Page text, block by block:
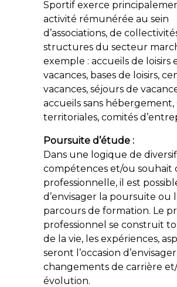
Sportif exerce
activité rémunérée au sein
d’associations, de
structures du secteur
exemple : accueils de loisirs
vacances, bases de loisirs,
vacances, séjours de
accueils sans
territoriales, comités
Poursuite d’étude :
Dans une logique de
compétences et/ou souhait
professionnelle, il est
d’envisager la poursuite ou
parcours de formation. Le
professionnel se construit
de la vie, les expériences,
seront l’occasion
changements de carrière
évolution.